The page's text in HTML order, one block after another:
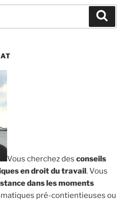
Vous cherchez des conseils
en droit du travail. Vous
dans les moments
pré-contientieuses ou